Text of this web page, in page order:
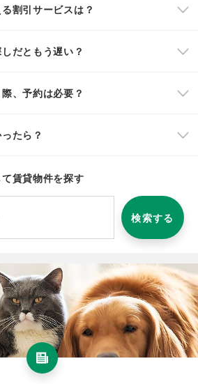
割引サービスは？
だともう遅い？
、予約は必要？
たら？
賃貸物件を探す
検索する